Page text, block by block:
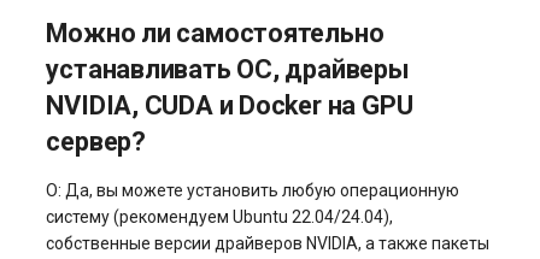
Можно ли самостоятельно
устанавливать ОС, драйверы
NVIDIA, CUDA и Docker на GPU
сервер?
О: Да, вы можете установить любую операционную
систему (рекомендуем Ubuntu 22.04/24.04),
собственные версии драйверов NVIDIA, а также пакеты